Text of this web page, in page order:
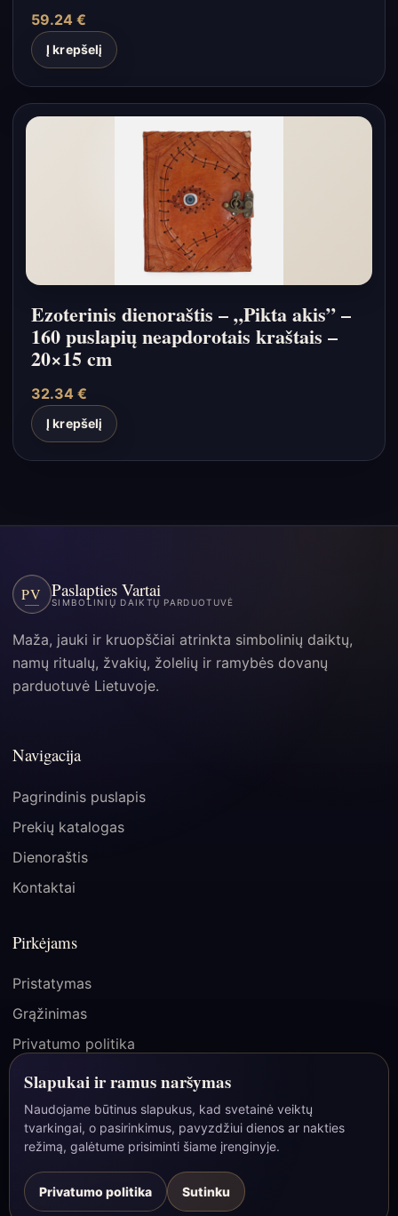
59.24 €
Į krepšelį
Ezoterinis dienoraštis – „Pikta akis” –
160 puslapių neapdorotais kraštais –
20×15 cm
32.34 €
Į krepšelį
PV Paslapties Vartai
SIMBOLINIŲ DAIKTŲ PARDUOTUVĖ
Maža, jauki ir kruopščiai atrinkta simbolinių daiktų,
namų ritualų, žvakių, žolelių ir ramybės dovanų
parduotuvė Lietuvoje.
Navigacija
Pagrindinis puslapis
Prekių katalogas
Dienoraštis
Kontaktai
Pirkėjams
Pristatymas
Grąžinimas
Privatumo politika
Pirkimo taisyklės
© 2026 Paslapties Vartai | MB Bao Group, įmonės kodas
Be pigių pažadų ir stebuklų garantijų - tik daiktai, simboliai ir šilta
atmosfera.
Slapukai ir ramus naršymas
Naudojame būtinus slapukus, kad svetainė veiktų
tvarkingai, o pasirinkimus, pavyzdžiui dienos ar nakties
režimą, galėtume prisiminti šiame įrenginyje.
Privatumo politika Sutinku